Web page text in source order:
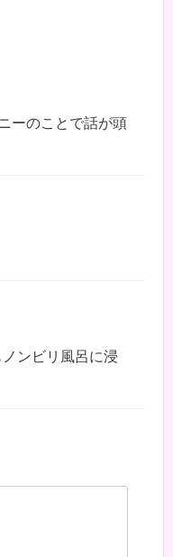
ーのことで話が頭
ンビリ風呂に浸